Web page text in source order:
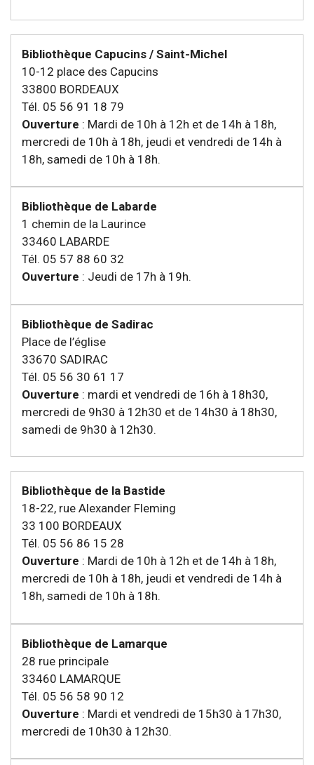
Bibliothèque Capucins / Saint-Michel
10-12 place des Capucins
33800 BORDEAUX
Tél. 05 56 91 18 79
Ouverture : Mardi de 10h à 12h et de 14h à 18h,
mercredi de 10h à 18h, jeudi et vendredi de 14h à
18h, samedi de 10h à 18h.
Bibliothèque de Labarde
1 chemin de la Laurince
33460 LABARDE
Tél. 05 57 88 60 32
Ouverture : Jeudi de 17h à 19h.
Bibliothèque de Sadirac
Place de l’église
33670 SADIRAC
Tél. 05 56 30 61 17
Ouverture : mardi et vendredi de 16h à 18h30,
mercredi de 9h30 à 12h30 et de 14h30 à 18h30,
samedi de 9h30 à 12h30.
Bibliothèque de la Bastide
18-22, rue Alexander Fleming
33 100 BORDEAUX
Tél. 05 56 86 15 28
Ouverture : Mardi de 10h à 12h et de 14h à 18h,
mercredi de 10h à 18h, jeudi et vendredi de 14h à
18h, samedi de 10h à 18h.
Bibliothèque de Lamarque
28 rue principale
33460 LAMARQUE
Tél. 05 56 58 90 12
Ouverture : Mardi et vendredi de 15h30 à 17h30,
mercredi de 10h30 à 12h30.